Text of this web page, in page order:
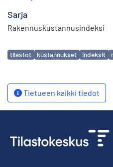
Sarja
Rakennuskustannusindeksi
Avainsanat
tilastot kustannukset indeksit
Tietueen kaikki tiedot